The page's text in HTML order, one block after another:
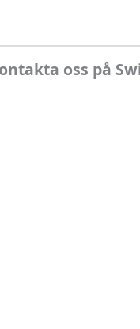
oss på